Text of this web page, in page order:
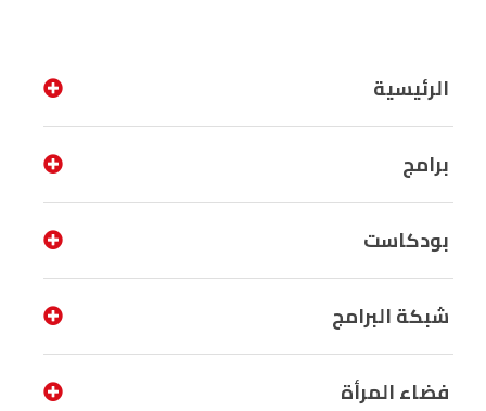
الرئيسية
برامج
بودكاست
شبكة البرامج
فضاء المرأة